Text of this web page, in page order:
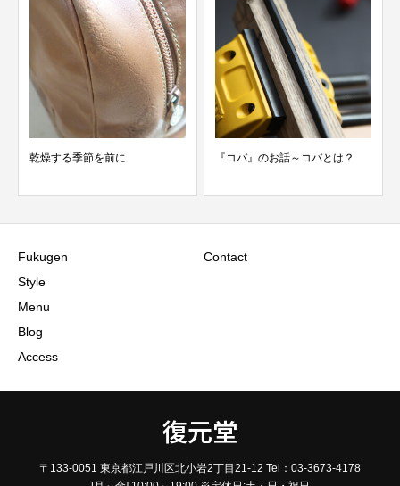
乾燥する季節を前に 『コバ』のお話～コバとは？
Fukugen
Style
Menu
Blog
Access
Contact
復元堂
〒133-0051 東京都江戸川区北小岩2丁目21-12 Tel：03-3673-4178